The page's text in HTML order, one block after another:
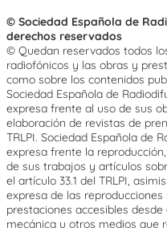
© Sociedad Española de
derechos reservados
© Quedan reservados todos
radiofónicos y las obras y
como sobre los contenidos
Sociedad Española de
expresa frente al uso de sus
elaboración de revistas de
TRLPI. Sociedad Española de
expresa frente la
de sus trabajos y artículos
el artículo 33.1 del TRLPI,
expresa de las
prestaciones accesibles
mecánica u otros medios que